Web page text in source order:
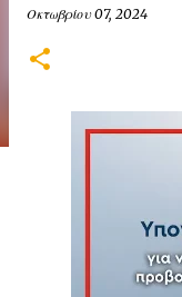
Οκτωβρίου 07, 2024